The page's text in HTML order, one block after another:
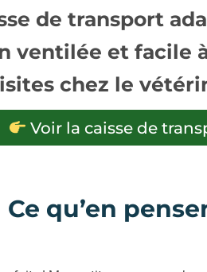
de transport
ventilée et
chez le
Voir la caisse de
Ce qu’en